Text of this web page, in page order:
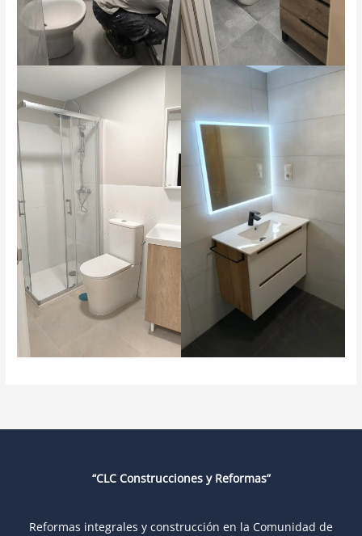
“CLC Construcciones y Reformas”
Reformas integrales y construcción en la Comunidad de